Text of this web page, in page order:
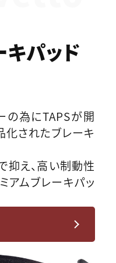
パッド
の為にTAPSが開
化されたブレーキ
抑え、高い制動性
アムブレーキパッ